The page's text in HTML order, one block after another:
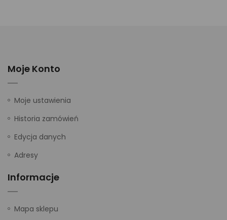
Moje Konto
Moje ustawienia
Historia zamówień
Edycja danych
Adresy
Informacje
Mapa sklepu